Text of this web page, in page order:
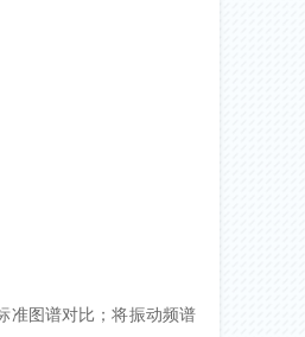
准图谱对比；将振动频谱